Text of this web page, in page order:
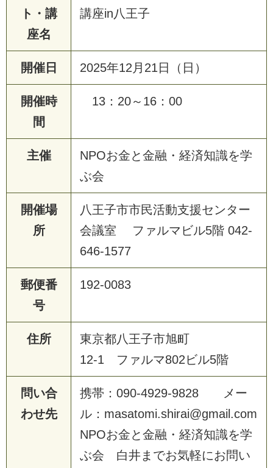
ト・講
座名
講座in八王子
開催日 2025年12月21日（日）
開催時
間
13：20～16：00
主催
NPOお金と金融・経済知識を学
ぶ会
開催場
所
八王子市市民活動支援センター
会議室 ファルマビル5階 042-
646-1577
郵便番
号
192-0083
住所
東京都八王子市旭町
12-1 ファルマ802ビル5階
問い合
わせ先
携帯：090-4929-9828 メー
ル：masatomi.shirai@gmail.com
NPOお金と金融・経済知識を学
ぶ会 白井までお気軽にお問い